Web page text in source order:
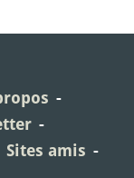
Sites amis